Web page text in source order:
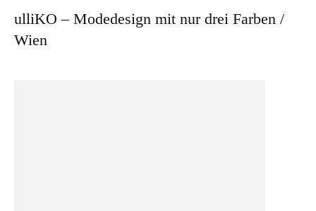
ulliKO – Modedesign mit nur drei Farben /
Wien